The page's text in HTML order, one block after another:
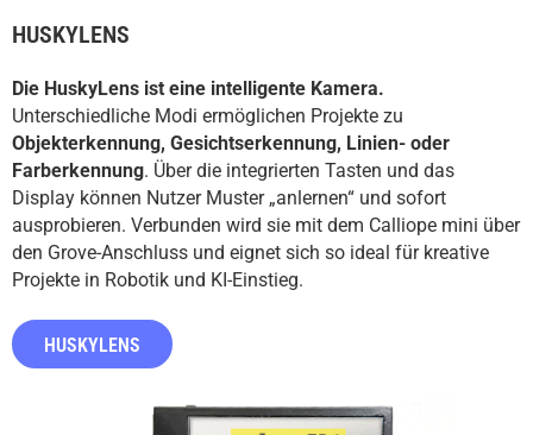
HUSKYLENS
Die HuskyLens ist eine intelligente Kamera.
Unterschiedliche Modi ermöglichen Projekte zu
Objekterkennung, Gesichtserkennung, Linien- oder
Farberkennung. Über die integrierten Tasten und das
Display können Nutzer Muster „anlernen“ und sofort
ausprobieren. Verbunden wird sie mit dem Calliope mini über
den Grove-Anschluss und eignet sich so ideal für kreative
Projekte in Robotik und KI-Einstieg.
HUSKYLENS